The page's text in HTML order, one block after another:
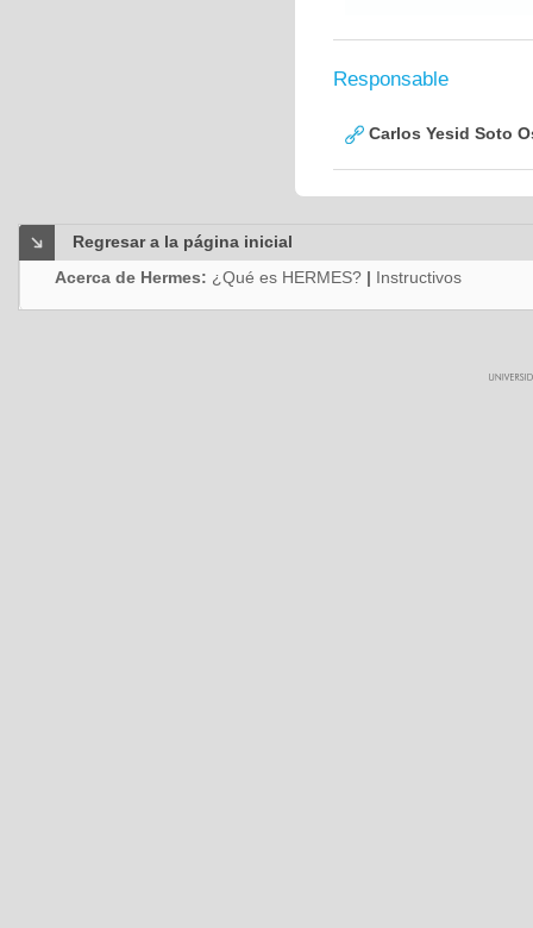
Responsable
Carlos Yesid Soto
Regresar a la página inicial
Acerca de Hermes: ¿Qué es HERMES? | Instructivos